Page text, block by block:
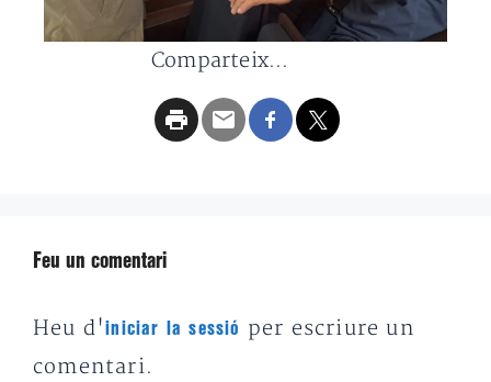
Comparteix...
Feu un comentari
Heu d'iniciar la sessió
per escriure un
comentari.